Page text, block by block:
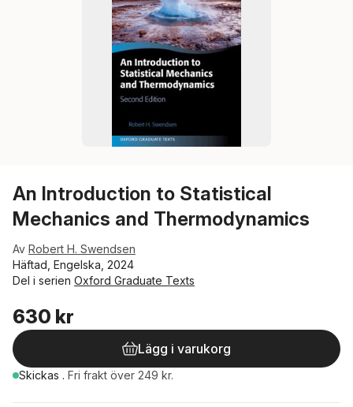
An Introduction to Statistical
Mechanics and Thermodynamics
Av Robert H. Swendsen
Häftad, Engelska, 2024
Del i serien Oxford Graduate Texts
630 kr
Lägg i varukorg
Skickas . Fri frakt över 249 kr.